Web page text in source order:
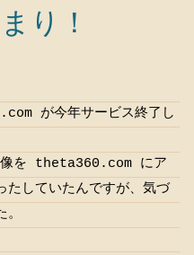
り！
が今年サービス終了し
像を theta360.com にア
たしていたんですが、気づ